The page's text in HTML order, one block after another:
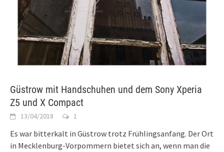
Güstrow mit Handschuhen und dem Sony Xperia
Z5 und X Compact
13/04/2018 1
Es war bitterkalt in Güstrow trotz Frühlingsanfang. Der Ort
in Mecklenburg-Vorpommern bietet sich an, wenn man die